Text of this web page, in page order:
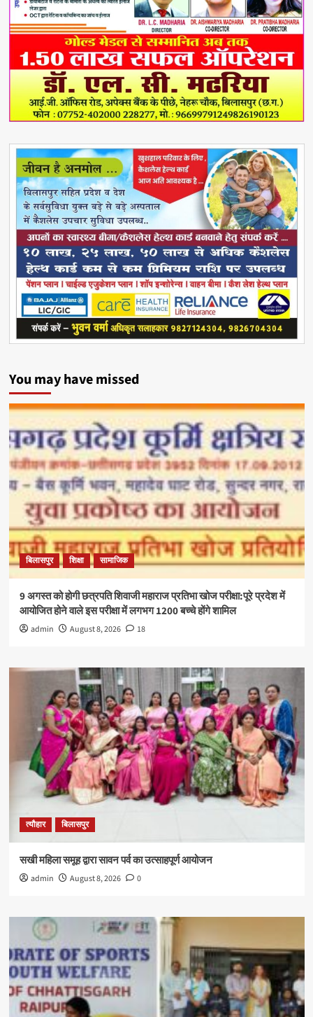
You may have missed
बिलासपुर शिक्षा सामाजिक
9 अगस्त को होगी छत्रपति शिवाजी महाराज प्रतिभा खोज परीक्षा:पूरे प्रदेश में
आयोजित होने वाले इस परीक्षा में लगभग 1200 बच्चे होंगे शामिल
admin August 8, 2026 18
त्यौहार बिलासपुर
सखी महिला समूह द्वारा सावन पर्व का उत्साहपूर्ण आयोजन
admin August 8, 2026 0